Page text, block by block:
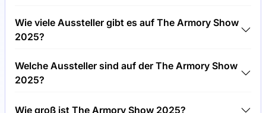
Rund 65.000 Menschen besuchen die The Armory
Show 2025.
Wie viele Aussteller gibt es auf The Armory Show
2025?
Rund 200 Aussteller präsentieren sich auf The
Armory Show 2025.
Welche Aussteller sind auf der The Armory Show
2025?
Wie groß ist The Armory Show 2025?